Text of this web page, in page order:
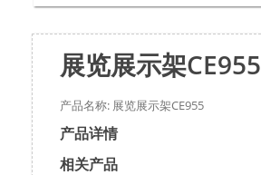
展览展示架CE955
产品名称: 展览展示架CE955
产品详情
相关产品